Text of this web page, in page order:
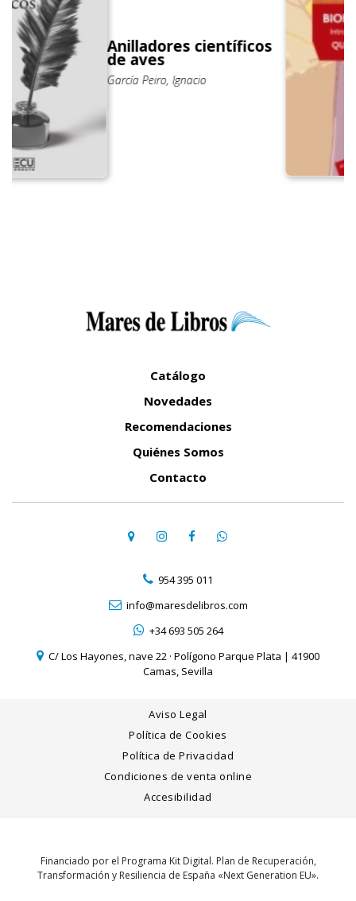
Anilladores científicos
de aves
García Peiro, Ignacio
Catálogo
Novedades
Recomendaciones
Quiénes Somos
Contacto
954 395 011
info@maresdelibros.com
+34 693 505 264
C/ Los Hayones, nave 22 · Polígono Parque Plata | 41900
Camas, Sevilla
Aviso Legal
Política de Cookies
Política de Privacidad
Condiciones de venta online
Accesibilidad
Financiado por el Programa Kit Digital. Plan de Recuperación,
Transformación y Resiliencia de España «Next Generation EU».